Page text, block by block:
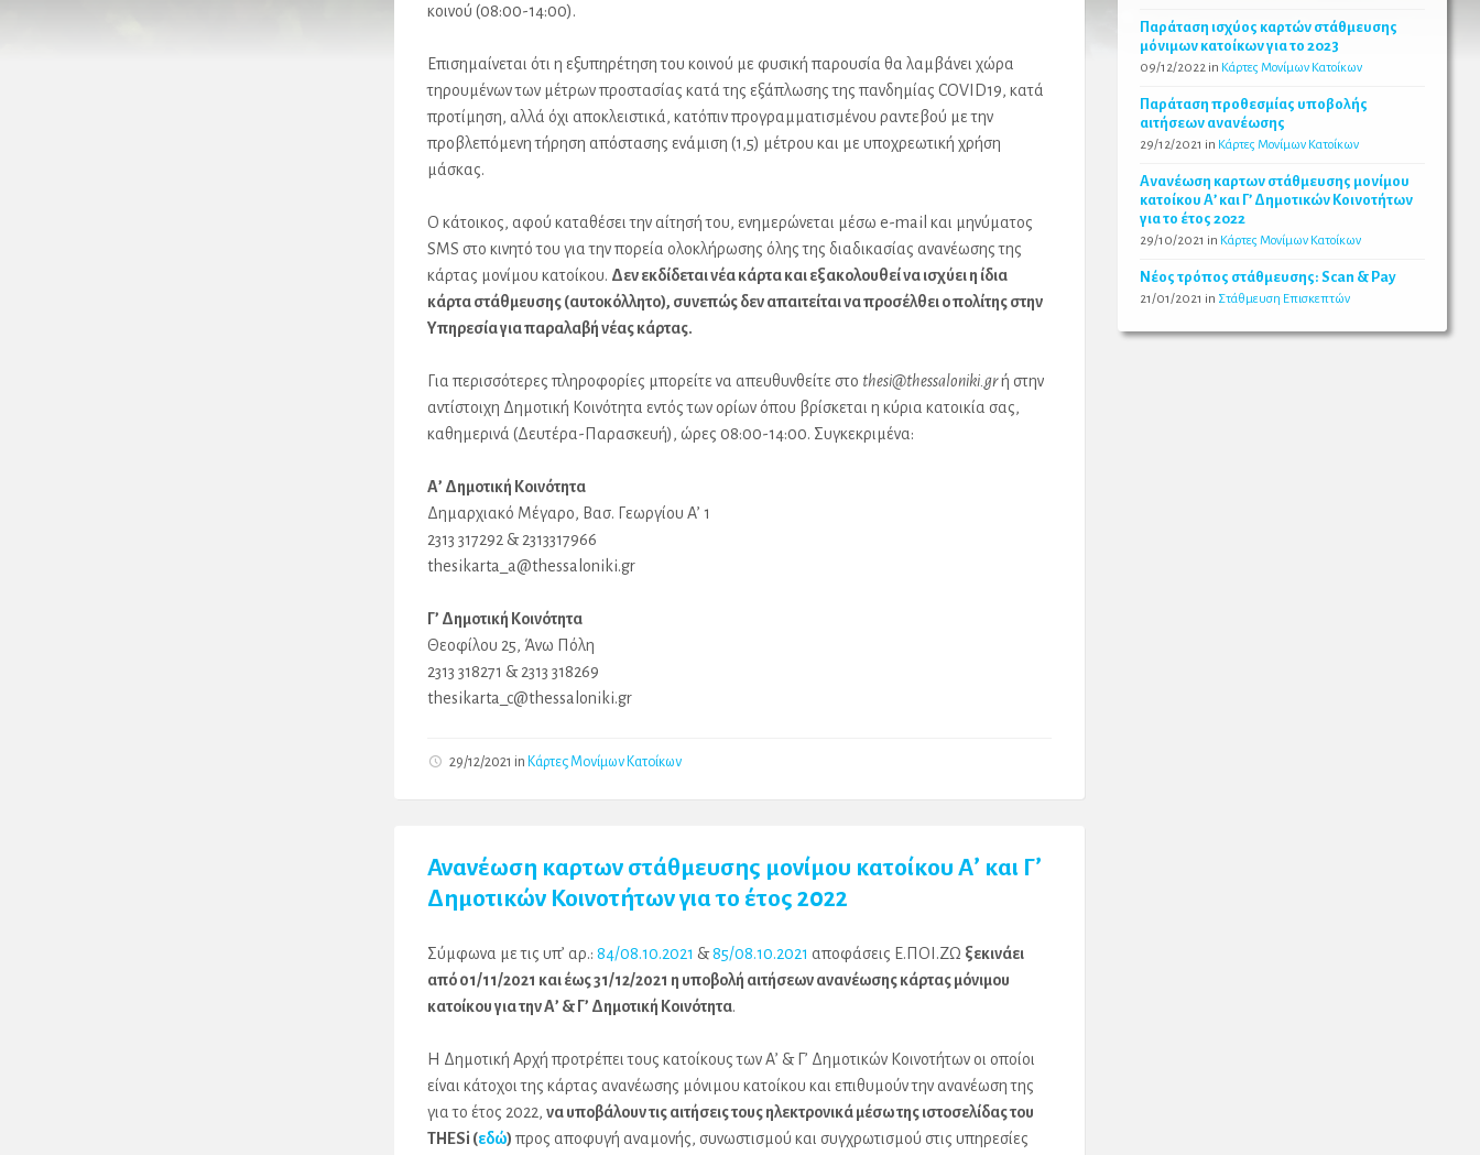
κοινού (08:00-14:00).
Επισημαίνεται ότι η εξυπηρέτηση του κοινού με φυσική παρουσία θα λαμβάνει χώρα
τηρουμένων των μέτρων προστασίας κατά της εξάπλωσης της πανδημίας COVID19, κατά
προτίμηση, αλλά όχι αποκλειστικά, κατόπιν προγραμματισμένου ραντεβού με την
προβλεπόμενη τήρηση απόστασης ενάμιση (1,5) μέτρου και με υποχρεωτική χρήση
μάσκας.
Ο κάτοικος, αφού καταθέσει την αίτησή του, ενημερώνεται μέσω e-mail και μηνύματος
SMS στο κινητό του για την πορεία ολοκλήρωσης όλης της διαδικασίας ανανέωσης της
κάρτας μονίμου κατοίκου. Δεν εκδίδεται νέα κάρτα και εξακολουθεί να ισχύει η ίδια
κάρτα στάθμευσης (αυτοκόλλητο), συνεπώς δεν απαιτείται να προσέλθει ο πολίτης στην
Υπηρεσία για παραλαβή νέας κάρτας.
Για περισσότερες πληροφορίες μπορείτε να απευθυνθείτε στο thesi@thessaloniki.grή στην
αντίστοιχη Δημοτική Κοινότητα εντός των ορίων όπου βρίσκεται η κύρια κατοικία σας,
καθημερινά (Δευτέρα-Παρασκευή), ώρες 08:00-14:00. Συγκεκριμένα:
Α’ Δημοτική Κοινότητα
Δημαρχιακό Μέγαρο, Βασ. Γεωργίου Α’ 1
2313 317292 & 2313317966
thesikarta_a@thessaloniki.gr
Γ’ Δημοτική Κοινότητα
Θεοφίλου 25, Άνω Πόλη
2313 318271 & 2313 318269
thesikarta_c@thessaloniki.gr
29/12/2021 in Κάρτες Μονίμων Κατοίκων
Ανανέωση καρτων στάθμευσης μονίμου κατοίκου Α’ και Γ’
Δημοτικών Κοινοτήτων για το έτος 2022
Σύμφωνα με τις υπ’ αρ.:84/08.10.2021 &85/08.10.2021 αποφάσεις Ε.ΠΟΙ.ΖΩ ξεκινάει
από 01/11/2021 και έως 31/12/2021 η υποβολή αιτήσεων ανανέωσης κάρτας μόνιμου
κατοίκου για την Α’ & Γ’ Δημοτική Κοινότητα.
Η Δημοτική Αρχή προτρέπει τους κατοίκους των Α’ & Γ’ Δημοτικών Κοινοτήτων οι οποίοι
είναι κάτοχοι της κάρτας ανανέωσης μόνιμου κατοίκου και επιθυμούν την ανανέωση της
για το έτος 2022,να υποβάλουν τις αιτήσεις τους ηλεκτρονικά μέσω της ιστοσελίδας του
THESi (εδώ) προς αποφυγή αναμονής, συνωστισμού και συγχρωτισμού στις υπηρεσίες
Παράταση ισχύος καρτών στάθμευσης
μόνιμων κατοίκων για το 2023
09/12/2022 in Κάρτες Μονίμων Κατοίκων
Παράταση προθεσμίας υποβολής
αιτήσεων ανανέωσης
29/12/2021 in Κάρτες Μονίμων Κατοίκων
Ανανέωση καρτων στάθμευσης μονίμου
κατοίκου Α’ και Γ’ Δημοτικών Κοινοτήτων
για το έτος 2022
29/10/2021 in Κάρτες Μονίμων Κατοίκων
Νέος τρόπος στάθμευσης: Scan & Pay
21/01/2021 in Στάθμευση Επισκεπτών